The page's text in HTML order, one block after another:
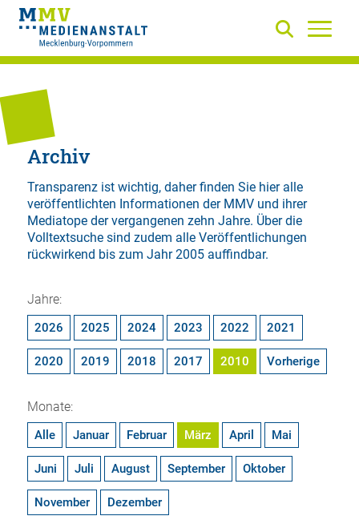
Archiv
Transparenz ist wichtig, daher finden Sie hier alle
veröffentlichten Informationen der MMV und ihrer
Mediatope der vergangenen zehn Jahre. Über die
Volltextsuchesind zudem alle Veröffentlichungen
rückwirkend bis zum Jahr 2005 auffindbar.
Jahre:
2026 2025 2024 2023 2022 2021
2020 2019 2018 2017 2010 Vorherige
Monate:
Alle Januar Februar März April Mai
Juni Juli August September Oktober
November Dezember